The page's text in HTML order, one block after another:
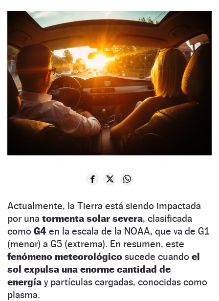
Actualmente, la Tierra está siendo impactada
por una tormenta solar severa, clasificada
como G4 en la escala de la NOAA, que va de G1
(menor) a G5 (extrema). En resumen, este
fenómeno meteorológico sucede cuando el
sol expulsa una enorme cantidad de
energía y partículas cargadas, conocidas como
plasma.